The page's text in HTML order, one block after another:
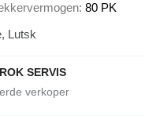
80 PK
Lutsk
SERVIS